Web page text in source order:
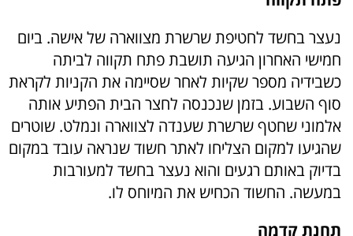
נעצר בחשד לחטיפת שרשרת מצווארה של אישה. ביום
חמישי האחרון הגיעה תושבת פתח תקווה לביתה
כשבידיה מספר שקיות לאחר שסיימה את הקניות לקראת
סוף השבוע. בזמן שנכנסה לחצר הבית הפתיע אותה
אלמוני שחטף שרשרת שענדה לצווארה ונמלט. שוטרים
שהגיעו למקום הצליחו לאתר חשוד שנראה עובד במקום
בדיוק באותם רגעים והוא נעצר בחשד למעורבות
במעשה. החשוד הכחיש את המיוחס לו.
תחנת קדמה